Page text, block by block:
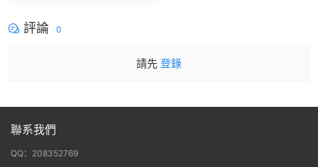
評論 0
請先 登錄
聯系我們
QQ：208352769